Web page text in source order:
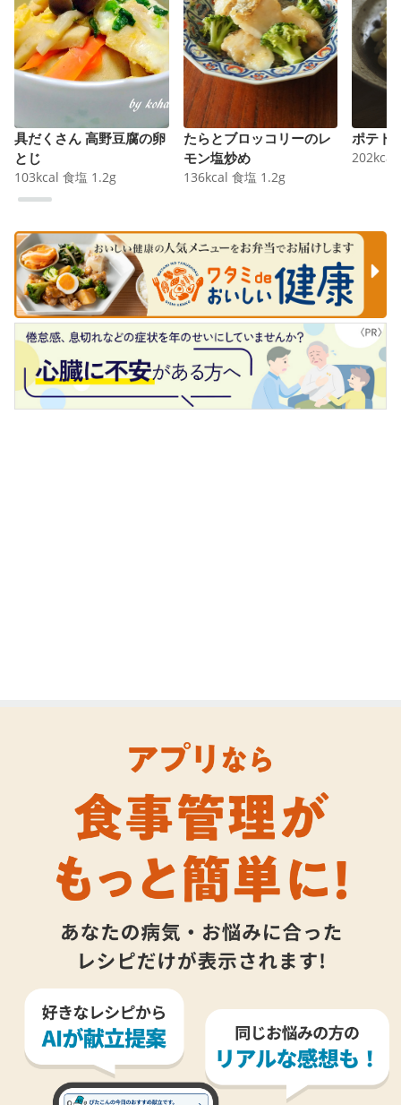
具だくさん 高野豆腐の卵
とじ
103kcal 食塩 1.2g
たらとブロッコリーのレ
モン塩炒め
136kcal 食塩 1.2g
ポテト
202kcal